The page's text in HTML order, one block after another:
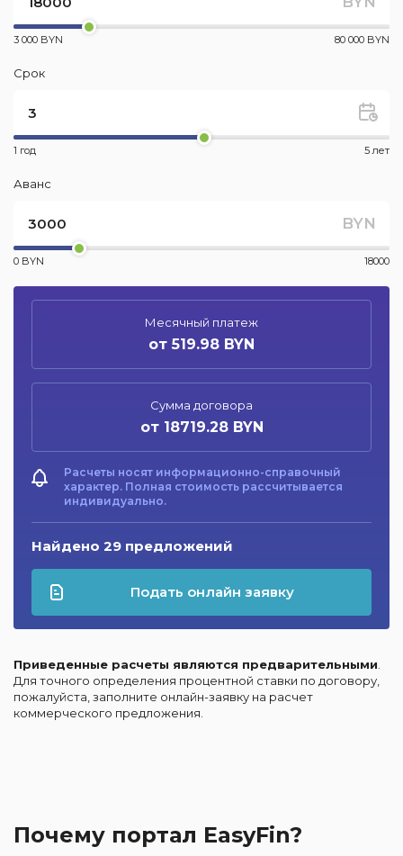
3 000 BYN 80 000 BYN
Срок
1 год 5 лет
Аванс
BYN
0 BYN 18000
Месячный платеж
от 519.98 BYN
Сумма договора
от 18719.28 BYN
Расчеты носят информационно-справочный
характер. Полная стоимость рассчитывается
индивидуально.
Найдено 29 предложений
Подать онлайн заявку
Приведенные расчеты являются предварительными.
Для точного определения процентной ставки по договору,
пожалуйста, заполните онлайн-заявку на расчет
коммерческого предложения.
Почему портал EasyFin?